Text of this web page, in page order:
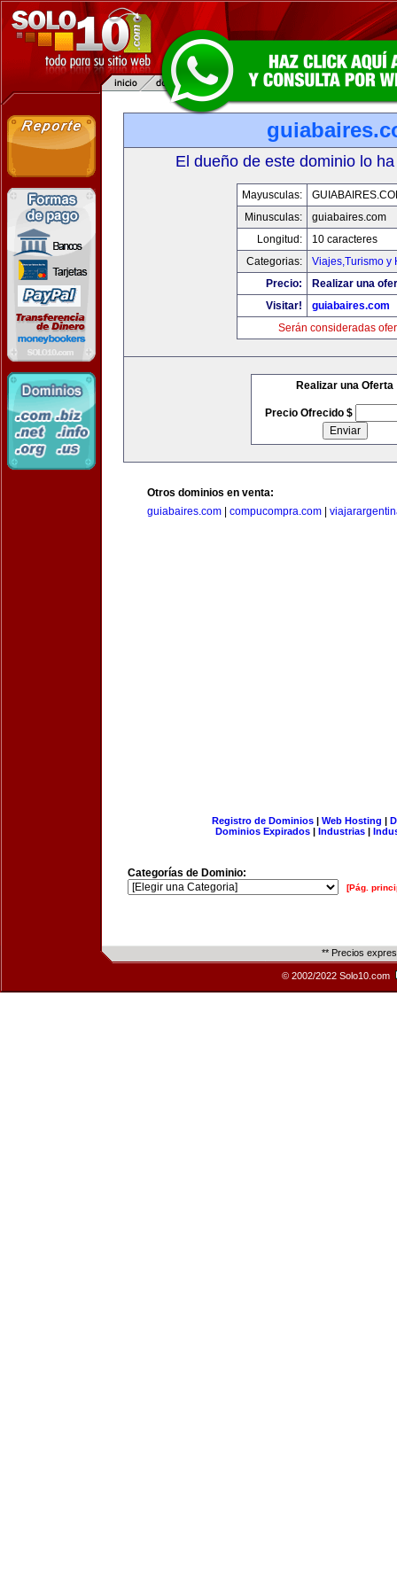
El dueño de este dominio lo
Mayusculas:
Minusculas:
guiabaires.com
Longitud:
10 caracteres
Categorias:
Viajes,Turismo y
Precio:
Realizar una
Visitar!
guiabaires.com
Serán consideradas
Realizar una Oferta
Precio Ofrecido $
Otros dominios en venta:
guiabaires.com
compucompra.com
Registro de Dominios| Web Hosting |
Dominios Expirados | Industrias |
Categorías de Dominio:
[Pág.
** Precios
© 2002/2022 Solo10.com